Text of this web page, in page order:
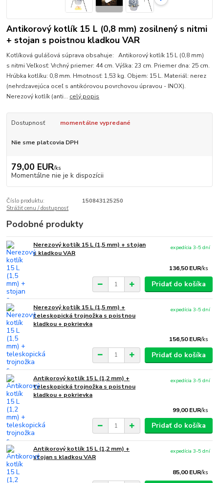
Antikorový kotlík 15 L (0,8 mm) zosilnený s nitmi
+ stojan s poistnou kladkou VAR
Kotlíková gulášová súprava obsahuje: Antikorový kotlík 15 L (0,8 mm)
s nitmi Veľkosť: Vrchný priemer: 44 cm. Výška: 23 cm. Priemer dna: 25 cm.
Hrúbka kotlíku: 0,8 mm. Hmotnosť: 1,53 kg. Objem: 15 L. Materiál: nerez
(nehrdzavejúca oceľ s antikórovou povrchovou úpravou - INOX).
Nerezový kotlík (anti... celý popis
Dostupnosť momentálne vypredané
Nie sme platcovia DPH
79,00 EUR/ks
Momentálne nie je k dispozícii
Číslo produktu:
150843125250
Strážiť cenu / dostupnosť
Podobné produkty
Nerezový kotlík 15 L (1,5 mm) + stojan
s kladkou VAR
136,50 EUR/ks
expedícia 3-5 dní
Pridať do košíka
Nerezový kotlík 15 L (1,5 mm) +
teleskopická trojnožka s poistnou
kladkou + pokrievka
156,50 EUR/ks
expedícia 3-5 dní
Pridať do košíka
Antikorový kotlík 15 L (1,2 mm) +
teleskopická trojnožka s poistnou
kladkou + pokrievka
99,00 EUR/ks
expedícia 3-5 dní
Pridať do košíka
Antikorový kotlík 15 L (1,2 mm) +
stojan s kladkou VAR
85,00 EUR/ks
expedícia 3-5 dní